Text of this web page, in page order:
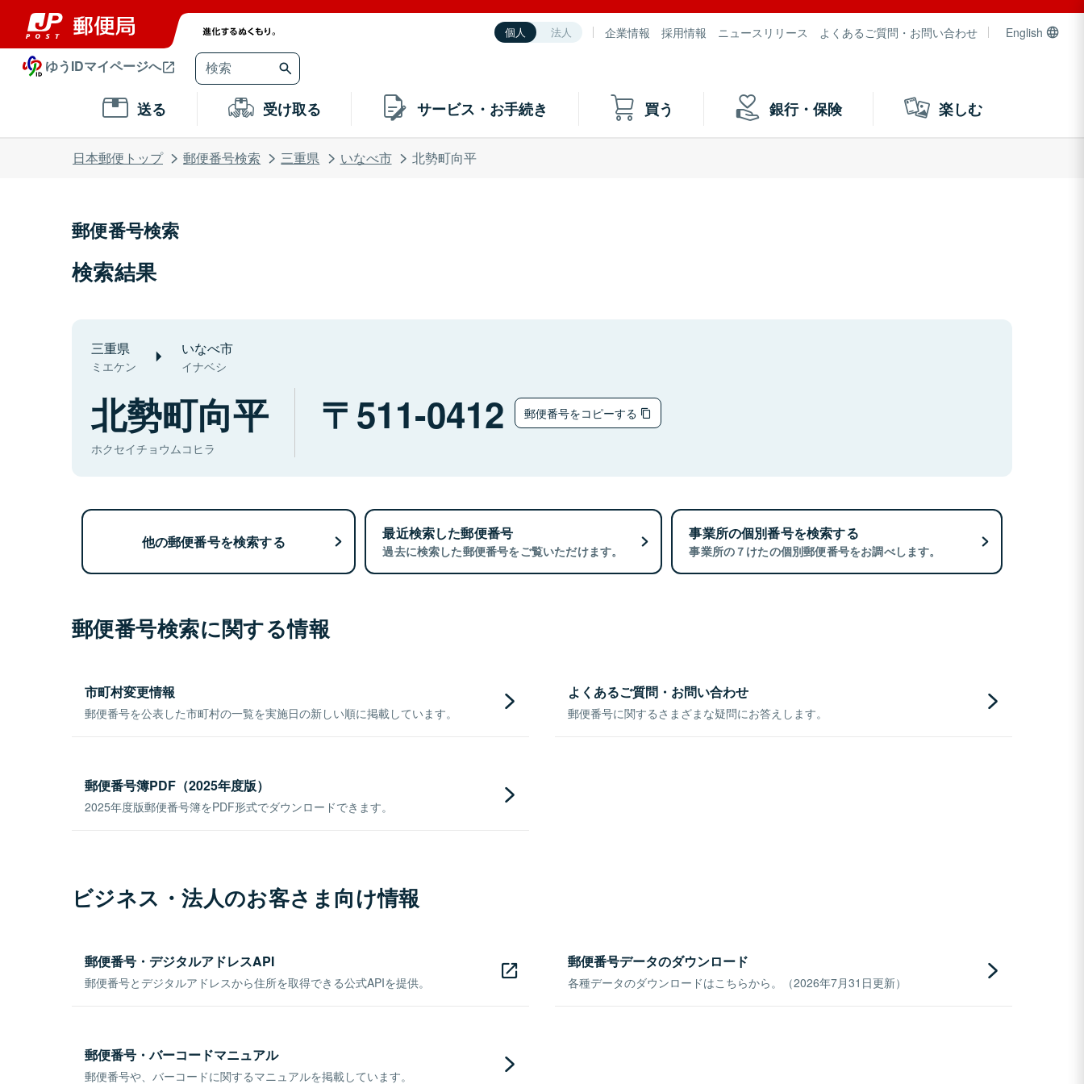
個人 法人 企業情報 採用情報 ニュースリリース よくあるご質問・お問い合わせ English
ゆうIDマイページへ
送る 受け取る サービス・お手続き 買う 銀行・保険 楽しむ
日本郵便トップ 郵便番号検索 三重県 いなべ市 北勢町向平
郵便番号検索
検索結果
三重県
ミエケン
いなべ市
イナベシ
北勢町向平
ホクセイチョウムコヒラ
511-0412 郵便番号をコピーする
他の郵便番号を検索する 最近検索した郵便番号
過去に検索した郵便番号をご覧いただけます。
事業所の個別番号を検索する
事業所の７けたの個別郵便番号をお調べします。
郵便番号検索に関する情報
市町村変更情報
郵便番号を公表した市町村の一覧を実施日の新しい順に掲載しています。
よくあるご質問・お問い合わせ
郵便番号に関するさまざまな疑問にお答えします。
郵便番号簿PDF（2025年度版）
2025年度版郵便番号簿をPDF形式でダウンロードできます。
ビジネス・法人のお客さま向け情報
郵便番号・デジタルアドレスAPI
郵便番号とデジタルアドレスから住所を取得できる公式APIを提供。
郵便番号データのダウンロード
各種データのダウンロードはこちらから。（2026年7月31日更新）
郵便番号・バーコードマニュアル
郵便番号や、バーコードに関するマニュアルを掲載しています。